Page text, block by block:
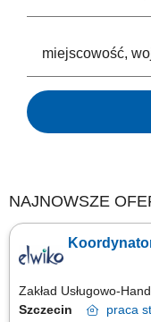
NAJNOWSZE
Zakład Usługowo-
Szczecin
praca